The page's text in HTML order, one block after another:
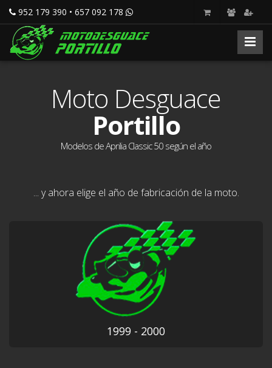
952 179 390 • 657 092 178
Moto Desguace
Portillo
Modelos de Aprilia Classic 50 según el año
... y ahora elige el año de fabricación de la moto.
1999 - 2000